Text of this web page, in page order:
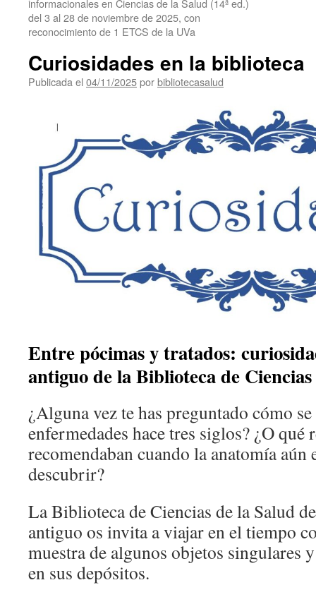
informacionales en Ciencias de la Salud (14ª ed.)
del 3 al 28 de noviembre de 2025, con
reconocimiento de 1 ETCS de la UVa
Curiosidades en la biblioteca
Publicada el 04/11/2025porbibliotecasalud
Entre pócimas y tratados:
antiguo de la Biblioteca de
¿Alguna vez te has preguntado cómo
enfermedades hace tres siglos? ¿O qué
recomendaban cuando la anatomía
descubrir?
La Biblioteca de Ciencias de la Salud
antiguo os invita a viajar en el tiempo
muestra de algunos objetos singulares
en sus depósitos.